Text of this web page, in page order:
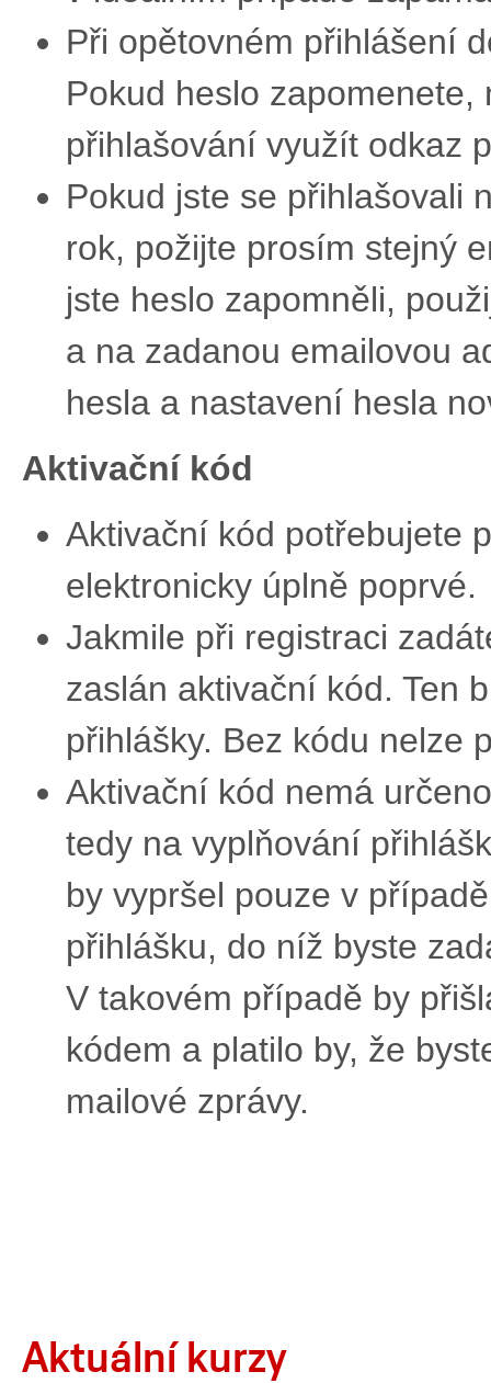
Při opětovném přihlášení
Pokud heslo
přihlašování využít odkaz
Pokud jste se přihlašovali
rok, požijte prosím stejný
jste heslo zapomněli,
a na zadanou emailovou
hesla a nastavení hesla
Aktivační kód
Aktivační kód potřebujete
elektronicky úplně poprvé.
Jakmile při registraci
zaslán aktivační kód. Ten
přihlášky. Bez kódu nelze
Aktivační kód nemá
tedy na vyplňování
by vypršel pouze v
přihlášku, do níž byste
V takovém případě by
kódem a platilo by, že
mailové zprávy.
Aktuální kurzy